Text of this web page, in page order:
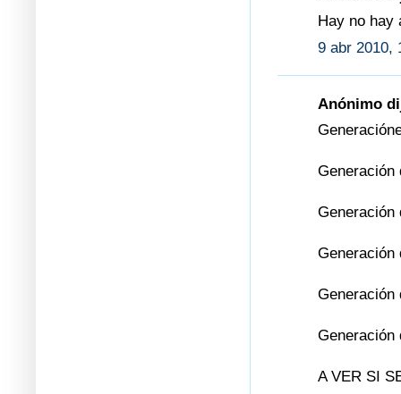
Hay no hay
9 abr 2010,
Anónimo
Generación
Generación
Generación
Generación
Generación
A VER SI